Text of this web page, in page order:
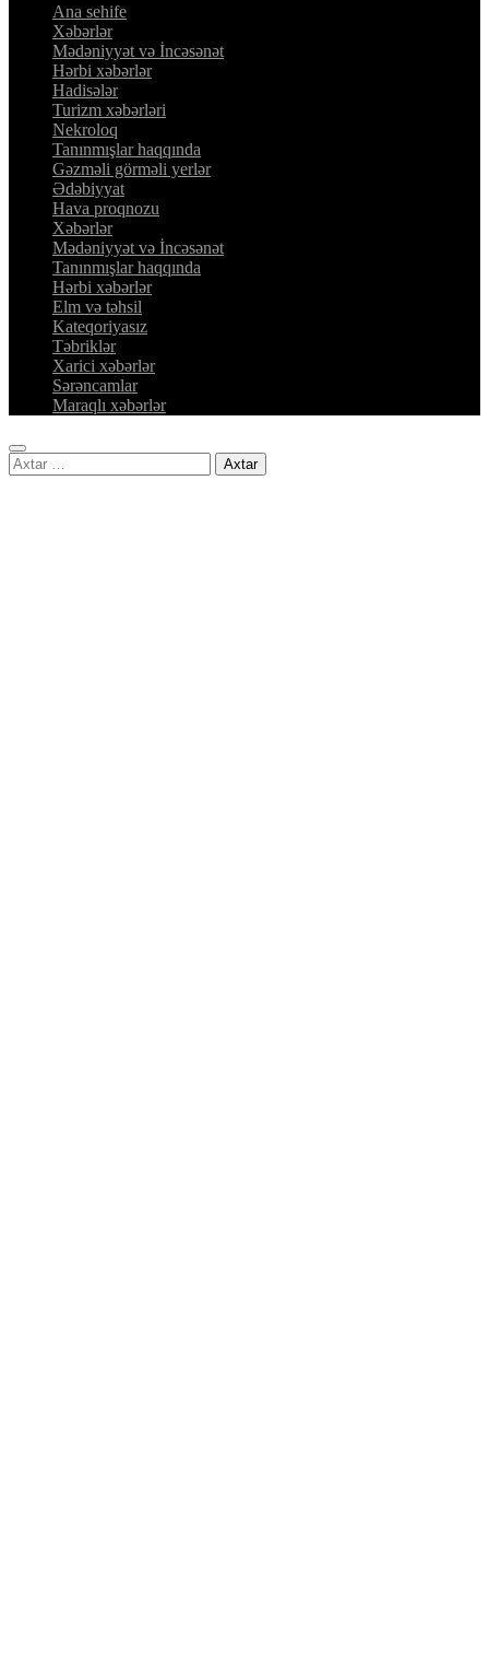
Ana sehife
Xəbərlər
Mədəniyyət və İncəsənət
Hərbi xəbərlər
Hadisələr
Turizm xəbərləri
Nekroloq
Tanınmışlar haqqında
Gəzməli görməli yerlər
Ədəbiyyat
Hava proqnozu
Xəbərlər
Mədəniyyət və İncəsənət
Tanınmışlar haqqında
Hərbi xəbərlər
Elm və təhsil
Kateqoriyasız
Təbriklər
Xarici xəbərlər
Sərəncamlar
Maraqlı xəbərlər
Axtarış: